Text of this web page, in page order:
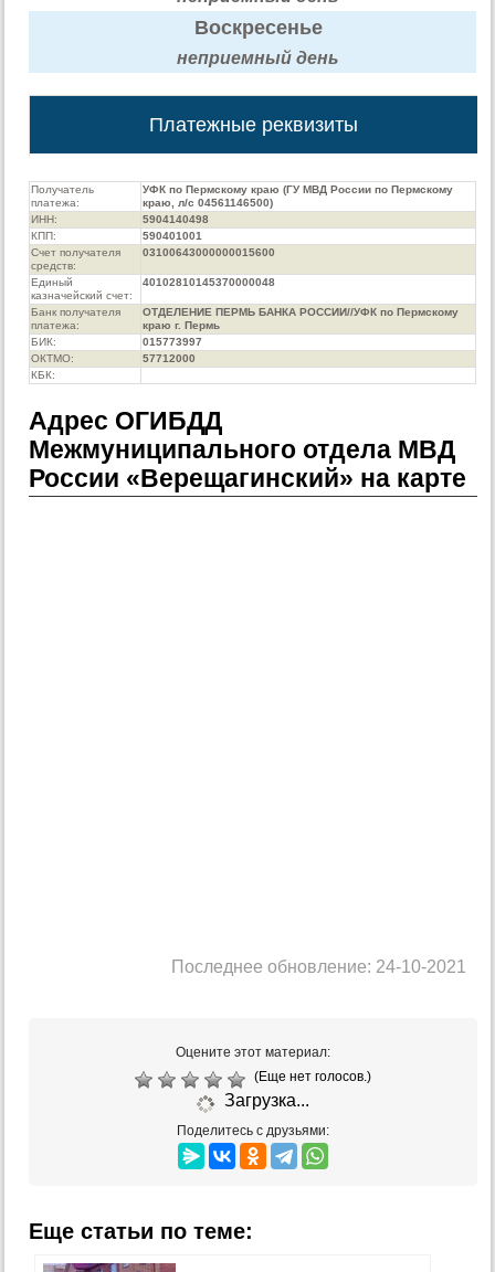
Воскресенье
неприемный день
Платежные реквизиты
Получатель
платежа:
УФК по Пермскому краю (ГУ МВД России по Пермскому
краю, л/с 04561146500)
ИНН:
5904140498
КПП:
590401001
Счет получателя
средств:
03100643000000015600
Единый
казначейский счет:
40102810145370000048
Банк получателя
платежа:
ОТДЕЛЕНИЕ ПЕРМЬ БАНКА РОССИИ//УФК по Пермскому
краю г. Пермь
БИК:
015773997
ОКТМО:
57712000
КБК:
Адрес ОГИБДД
Межмуниципального отдела МВД
России «Верещагинский» на карте
Последнее обновление: 24-10-2021
Оцените этот материал:
(Еще нет голосов.)
Загрузка...
Поделитесь с друзьями:
Еще статьи по теме: